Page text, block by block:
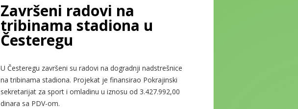
Završeni radovi na
tribinama stadiona u
Česteregu
U Česteregu završeni su radovi na dogradnji nadstrešnice
na tribinama stadiona. Projekat je finansirao Pokrajinski
sekretarijat za sport i omladinu u iznosu od 3.427.992,00
dinara sa PDV-om.